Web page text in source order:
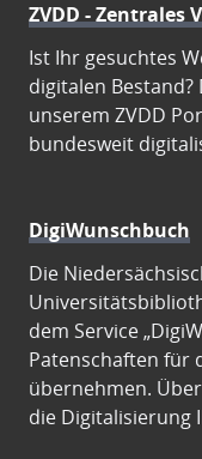
ZVDD - Zentrales
Ist Ihr gesuchtes
digitalen
unserem ZVDD
bundesweit
DigiWunschbuch
Die
dem Service
Patenschaften für
übernehmen.
die Digitalisierung